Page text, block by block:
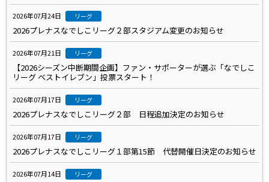
2026年07月24日 リーグ
2026プレナスなでしこリーグ２部スタジアム変更のお知らせ
2026年07月21日 リーグ
【2026シーズン中断期間企画】ファン・サポーターが選ぶ「なでしこ
リーグ ベストイレブン」投票スタート！
2026年07月17日 リーグ
2026プレナスなでしこリーグ２部 日程追加決定のお知らせ
2026年07月17日 リーグ
2026プレナスなでしこリーグ１部第15節 代替開催日決定のお知らせ
2026年07月14日 リーグ